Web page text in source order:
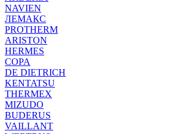
NAVIEN
ЛЕМАКС
PROTHERM
ARISTON
HERMES
COPA
DE DIETRICH
KENTATSU
THERMEX
MIZUDO
BUDERUS
VAILLANT